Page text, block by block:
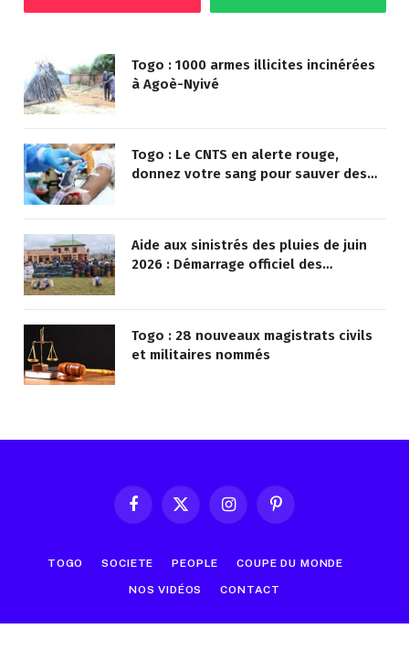
Togo : 1000 armes illicites incinérées
à Agoè-Nyivé
Togo : Le CNTS en alerte rouge,
donnez votre sang pour sauver des
Aide aux sinistrés des pluies de juin
2026 : Démarrage officiel des
Togo : 28 nouveaux magistrats civils
et militaires nommés
FacebookX
InstagramPinterest
TOGO SOCIETE PEOPLE COUPE DU MONDE
NOS VIDÉOS CONTACT